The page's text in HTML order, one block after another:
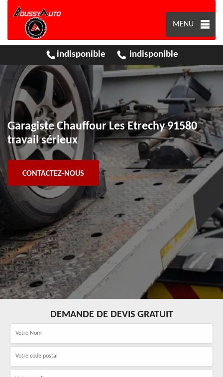
MENU
indisponible indisponible
Garagiste Chauffour Les Etrechy 91580
travail sérieux
CONTACTEZ-NOUS
DEMANDE DE DEVIS GRATUIT